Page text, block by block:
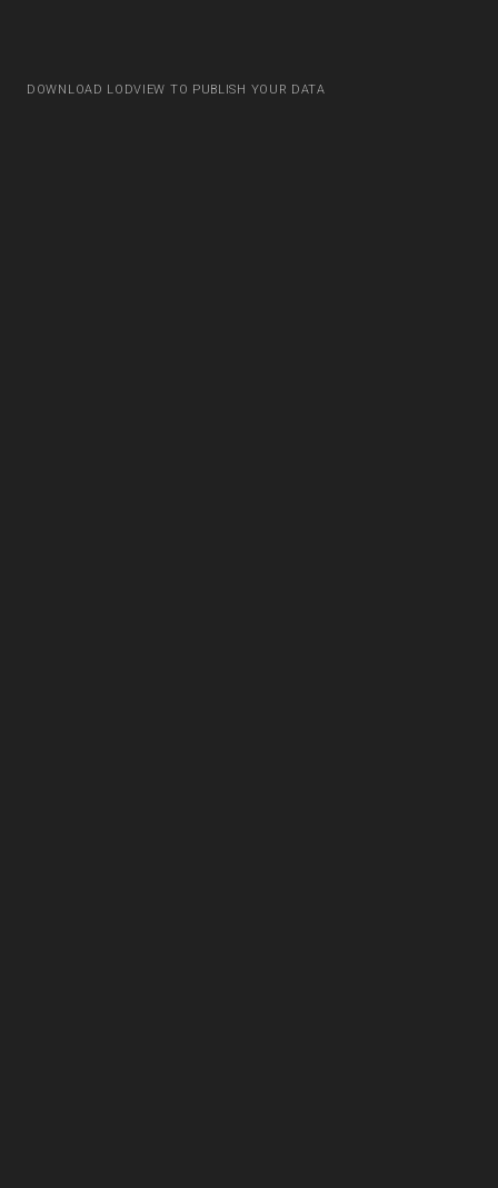
DOWNLOAD LODVIEW TO PUBLISH YOUR DATA